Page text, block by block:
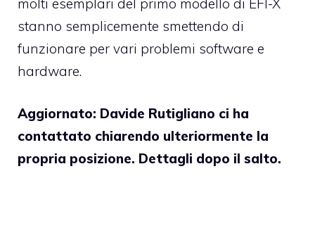
molti esemplari del primo modello di EFI-X
stanno semplicemente smettendo di
funzionare per vari problemi software e
hardware.
Aggiornato: Davide Rutigliano ci ha
contattato chiarendo ulteriormente la
propria posizione. Dettagli dopo il salto.